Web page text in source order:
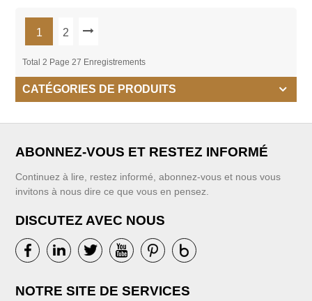
1 2
Total 2 Page 27 Enregistrements
CATÉGORIES DE PRODUITS
ABONNEZ-VOUS ET RESTEZ INFORMÉ
Continuez à lire, restez informé, abonnez-vous et nous vous
invitons à nous dire ce que vous en pensez.
DISCUTEZ AVEC NOUS
NOTRE SITE DE SERVICES